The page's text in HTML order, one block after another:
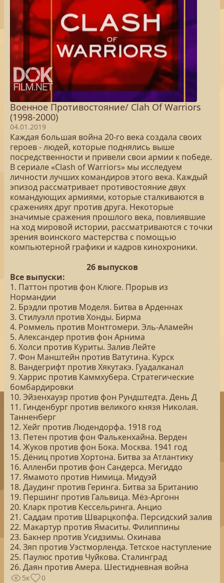
Военное Противостояние/ Clah Of Warriors
(1998-2000)
04.01.2019
Каждая большая война 20-го века создала своих
героев - людей, которые поднялись выше
посредственности и привели свои армии к победе.
В сериале «Clash of Warriors» мы исследуем
личности лучших командиров этого века. Каждый
эпизод рассматривает противостояние двух
командующих армиями, которые сталкиваются в
сражениях друг против друга. Некоторые
значимые сражения прошлого века, повлиявшие
на ход мировой истории, рассматриваются с точки
зрения воинского мастерства с помощью
компьютерной графики и кадров кинохроники.
26 выпусков
Все выпуски:
1. Паттон против фон Клюге. Прорыв из
Нормандии
2. Брэдли против Моделя. Битва в Арденнах
3. Стилуэлл против Хонды. Бирма
4. Роммель против Монтгомери. Эль-Аламейн
5. Александер против фон Арнима
6. Холси против Куриты. Залив Лейте
7. Фон Манштейн против Ватутина. Курск
8. Вандегрифт против Хякутакэ. Гуадалканал
9. Харрис против Каммхубера. Стратегические
бомбардировки
10. Эйзенхауэр против фон Рундштедта. День Д
11. Гинденбург против великого князя Николая.
Танненберг
12. Хейг против Людендорфа. 1918 год
13. Петен против фон Фалькенхайна. Верден
14. Жуков против фон Бока. Москва. 1941 год
15. Дёниц против Хортона. Битва за Атлантику
16. Алленби против фон Сандерса. Мегиддо
17. Ямамото против Нимица. Мидуэй
18. Даудинг против Геринга. Битва за Британию
19. Першинг против Гальвица. Мёз-Аргонн
20. Кларк против Кессельринга. Анцио
21. Саддам против Шварцкопфа. Персидский залив
22. Макартур против Ямаситы. Филиппины
23. Бакнер против Усидзимы. Окинава
24. Зяп против Уэстморленда. Тетское наступление
25. Паулюс против Чуйкова. Сталинград
26. Даян против Амера. Шестидневная война
5к 0